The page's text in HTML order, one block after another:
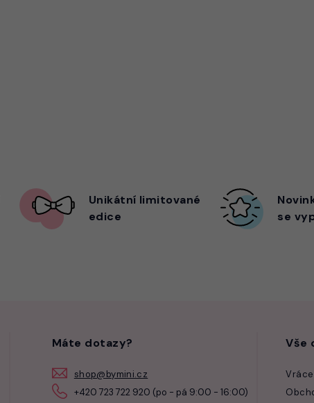
Unikátní limitované
edice
se
Máte dotazy?
shop@bymini.cz
+420 723 722 920 (po - pá 9:00 - 16:00)
Vše